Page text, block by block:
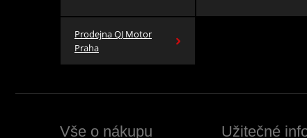
Prodejna QJ Motor
Praha
Vše o nákupu Užitečné